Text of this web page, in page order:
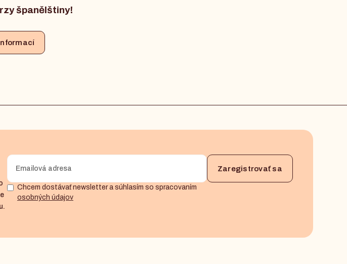
španělštiny!
Chcem dostávať newsletter a súhlasím so spracovaním
osobných údajov